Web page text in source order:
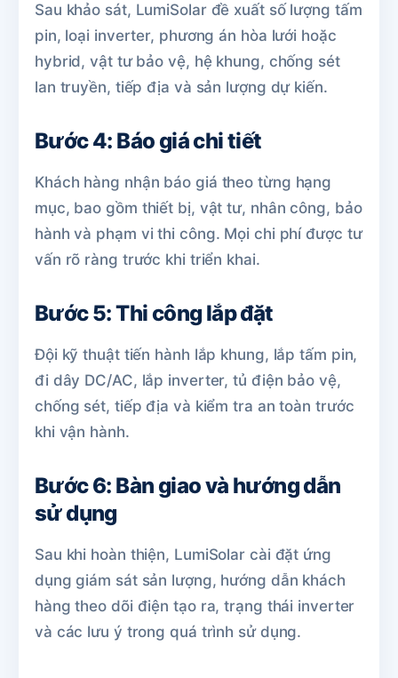
Sau khảo sát, LumiSolar đề xuất số lượng tấm
pin, loại inverter, phương án hòa lưới hoặc
hybrid, vật tư bảo vệ, hệ khung, chống sét
lan truyền, tiếp địa và sản lượng dự kiến.
Bước 4: Báo giá chi tiết
Khách hàng nhận báo giá theo từng hạng
mục, bao gồm thiết bị, vật tư, nhân công, bảo
hành và phạm vi thi công. Mọi chi phí được tư
vấn rõ ràng trước khi triển khai.
Bước 5: Thi công lắp đặt
Đội kỹ thuật tiến hành lắp khung, lắp tấm pin,
đi dây DC/AC, lắp inverter, tủ điện bảo vệ,
chống sét, tiếp địa và kiểm tra an toàn trước
khi vận hành.
Bước 6: Bàn giao và hướng dẫn
sử dụng
Sau khi hoàn thiện, LumiSolar cài đặt ứng
dụng giám sát sản lượng, hướng dẫn khách
hàng theo dõi điện tạo ra, trạng thái inverter
và các lưu ý trong quá trình sử dụng.